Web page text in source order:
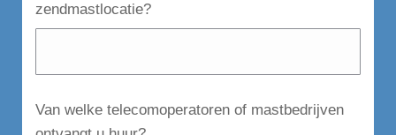
zendmastlocatie?
Van welke telecomoperatoren of mastbedrijven